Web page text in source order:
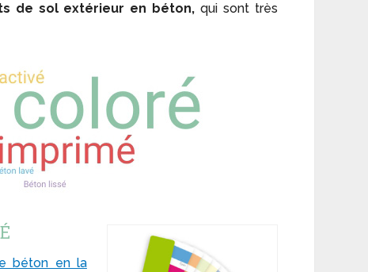
de sol extérieur en béton, qui sont très
béton en la